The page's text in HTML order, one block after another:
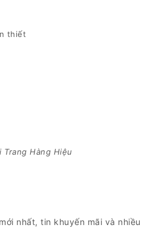
thiết
Trang Hàng Hiệu
nhất, tin khuyến mãi và nhiều